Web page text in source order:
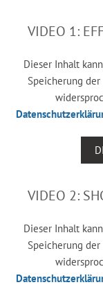
VIDEO 1:
Dieser Inhalt
Speicherung
VIDEO 2:
Dieser Inhalt
Speicherung